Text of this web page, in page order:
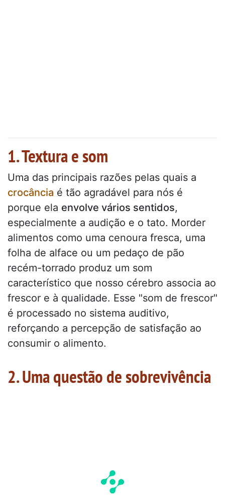
1. Textura e som
Uma das principais razões pelas quais a
crocância é tão agradável para nós é
porque ela envolve vários sentidos,
especialmente a audição e o tato. Morder
alimentos como uma cenoura fresca, uma
folha de alface ou um pedaço de pão
recém-torrado produz um som
característico que nosso cérebro associa ao
frescor e à qualidade. Esse "som de frescor"
é processado no sistema auditivo,
reforçando a percepção de satisfação ao
consumir o alimento.
2. Uma questão de sobrevivência